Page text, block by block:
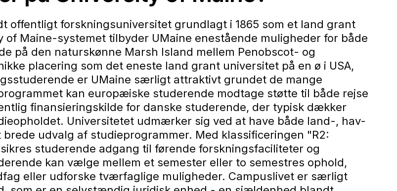
offentligt forskningsuniversitet grundlagt i 1865 som et land grant
Maine-systemet tilbyder UMaine enestående muligheder for både
på den naturskønne Marsh Island mellem Penobscot- og
placering som det eneste land grant universitet på en ø i USA,
er UMaine særligt attraktivt grundet de mange
kan europæiske studerende modtage støtte til både rejse
finansieringskilde for danske studerende, der typisk dækker
Universitetet udmærker sig ved at have både land-, hav-
udvalg af studieprogrammer. Med klassificeringen "R2:
studerende adgang til førende forskningsfaciliteter og
kan vælge mellem et semester eller to semestres ophold,
eller udforske tværfaglige muligheder. Campuslivet er særligt